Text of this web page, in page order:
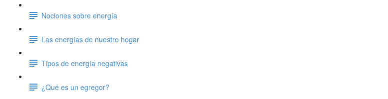
Nociones sobre energía
Las energías de nuestro hogar
Tipos de energía negativas
¿Qué es un egregor?